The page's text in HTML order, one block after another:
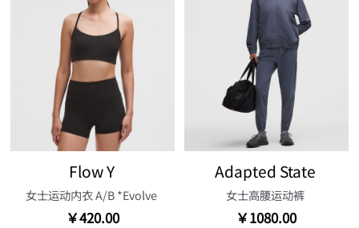
Flow Y
女士运动内衣 A/B *Evolve
￥420.00
Adapted State
女士高腰运动裤
￥1080.00